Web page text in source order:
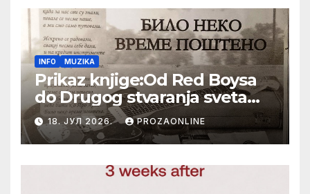
INFO MUZIKA
Prikaz knjige:Od Red Boysa
do Drugog stvaranja sveta
(bilo neko vreme pošteno)
(autor- Zlatomira Sremca,
Botoš 2022. godine,
samizdat)
18. ЈУЛ 2026. PROZAONLINE